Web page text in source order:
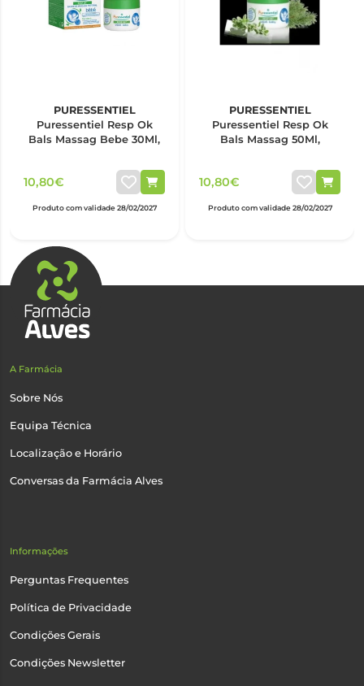
PURESSENTIEL
Puressentiel Resp Ok
Bals Massag Bebe 30Ml,
10,80€
Produto com validade 28/02/2027
PURESSENTIEL
Puressentiel Resp Ok
Bals Massag 50Ml,
10,80€
Produto com validade 28/02/2027
A Farmácia
Sobre Nós
Equipa Técnica
Localização e Horário
Conversas da Farmácia Alves
Informações
Perguntas Frequentes
Política de Privacidade
Condições Gerais
Condições Newsletter